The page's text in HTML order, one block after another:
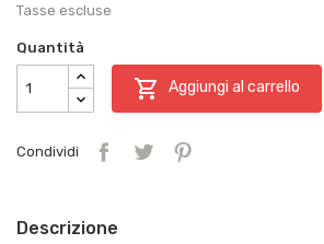
Tasse escluse
Quantità
 Aggiungi al carrello
Condividi
Descrizione